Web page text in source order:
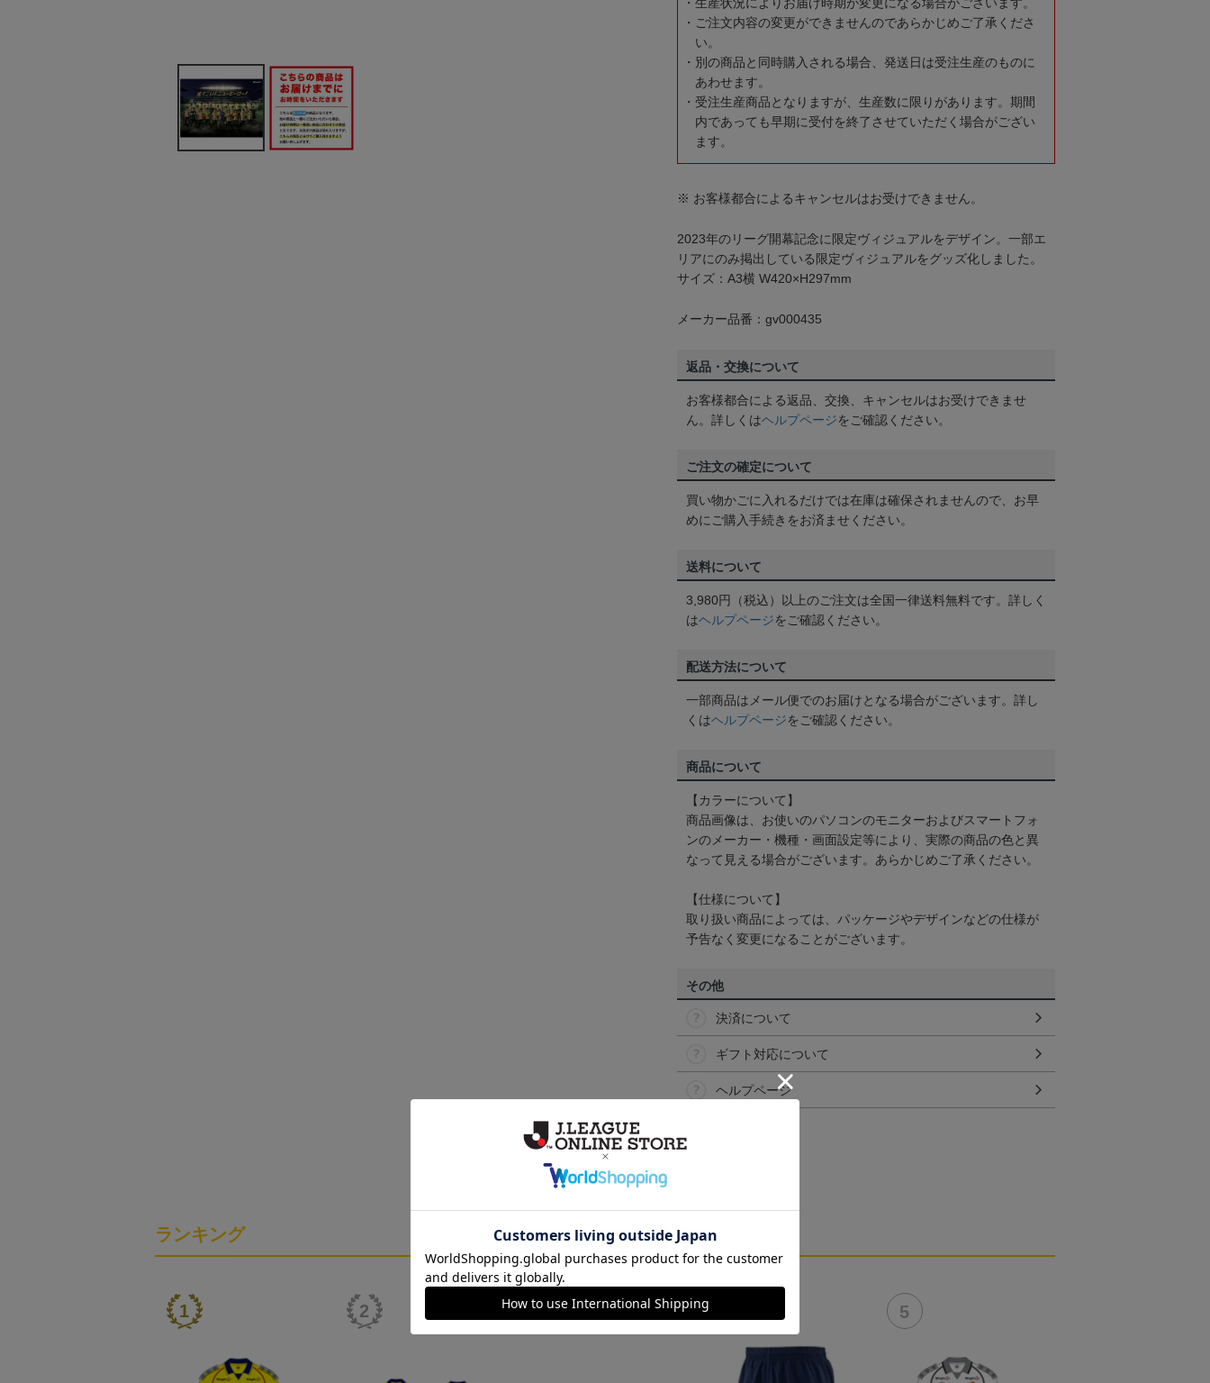
ご注文内容の変更ができませんのであらかじめご了承くださ
い。
別の商品と同時購入される場合、発送日は受注生産のものに
あわせます。
受注生産商品となりますが、生産数に限りがあります。期間
内であっても早期に受付を終了させていただく場合がござい
ます。
※ お客様都合によるキャンセルはお受けできません。
2023年のリーグ開幕記念に限定ヴィジュアルをデザイン。一部エ
リアにのみ掲出している限定ヴィジュアルをグッズ化しました。
サイズ：A3横 W420×H297mm
メーカー品番：gv000435
返品・交換について
お客様都合による返品、交換、キャンセルはお受けできませ
ん。詳しくはヘルプページをご確認ください。
ご注文の確定について
買い物かごに入れるだけでは在庫は確保されませんので、お早
めにご購入手続きをお済ませください。
送料について
3,980円（税込）以上のご注文は全国一律送料無料です。詳しく
はヘルプページをご確認ください。
配送方法について
一部商品はメール便でのお届けとなる場合がございます。詳し
くはヘルプページをご確認ください。
商品について
【カラーについて】
商品画像は、お使いのパソコンのモニターおよびスマートフォ
ンのメーカー・機種・画面設定等により、実際の商品の色と異
なって見える場合がございます。あらかじめご了承ください。
【仕様について】
取り扱い商品によっては、パッケージやデザインなどの仕様が
予告なく変更になることがございます。
その他
決済について
ギフト対応について
ヘルプページ
ランキング